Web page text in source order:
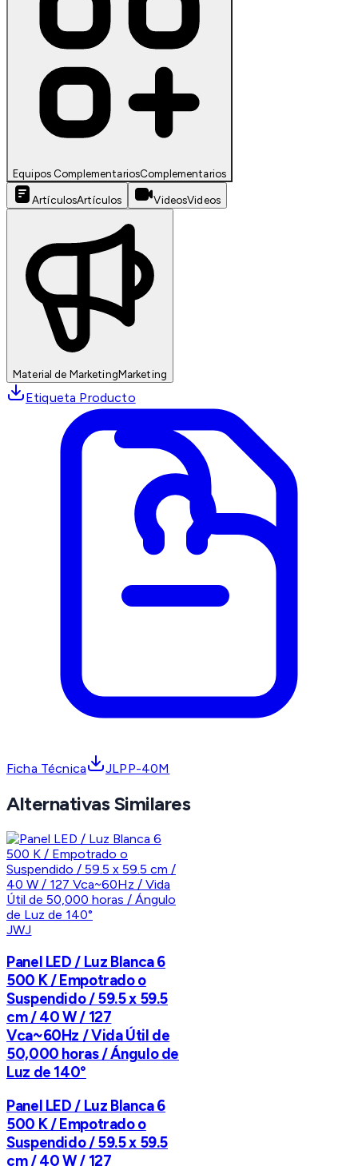
Equipos ComplementariosComplementarios
ArtículosArtículos VideosVideos
Material de MarketingMarketing
Etiqueta Producto
Ficha Técnica JLPP-40M
Alternativas Similares
JWJ
Panel LED / Luz Blanca 6
500 K / Empotrado o
Suspendido / 59.5 x 59.5
cm / 40 W / 127
Vca~60Hz / Vida Útil de
50,000 horas / Ángulo de
Luz de 140°
Panel LED / Luz Blanca 6
500 K / Empotrado o
Suspendido / 59.5 x 59.5
cm / 40 W / 127